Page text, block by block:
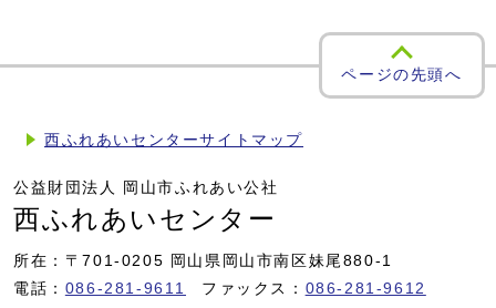
ページの先頭へ
西ふれあいセンターサイトマップ
公益財団法人 岡山市ふれあい公社
西ふれあいセンター
所在：〒701-0205 岡山県岡山市南区妹尾880-1
電話： 086-281-9611 ファックス： 086-281-9612